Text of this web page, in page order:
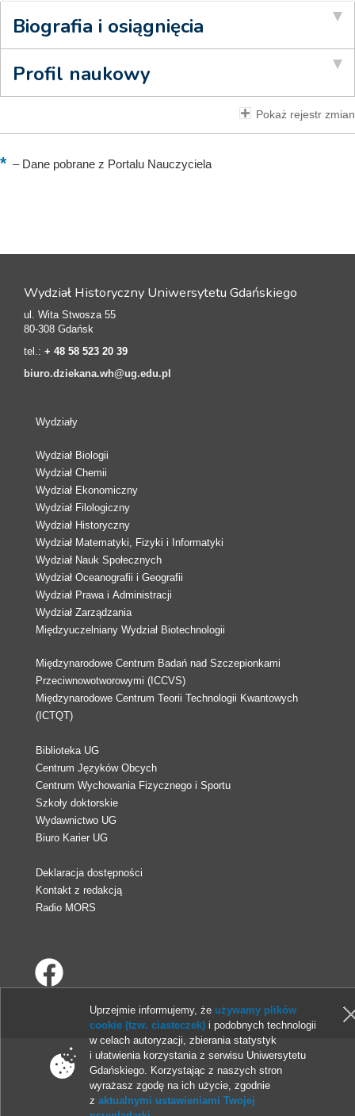
Biografia i osiągnięcia
Profil naukowy
Pokaż rejestr zmian
–Dane pobrane z Portalu Nauczyciela
Wydział Historyczny Uniwersytetu Gdańskiego
ul. Wita Stwosza 55
80-308 Gdańsk
tel.: + 48 58 523 20 39
biuro.dziekana.wh@ug.edu.pl
Wydziały
Wydział Biologii
Wydział Chemii
Wydział Ekonomiczny
Wydział Filologiczny
Wydział Historyczny
Wydział Matematyki, Fizyki i Informatyki
Wydział Nauk Społecznych
Wydział Oceanografii i Geografii
Wydział Prawa i Administracji
Wydział Zarządzania
Międzyuczelniany Wydział Biotechnologii
Międzynarodowe Centrum Badań nad Szczepionkami
Przeciwnowotworowymi (ICCVS)
Międzynarodowe Centrum Teorii Technologii Kwantowych
(ICTQT)
Biblioteka UG
Centrum Języków Obcych
Centrum Wychowania Fizycznego i Sportu
Szkoły doktorskie
Wydawnictwo UG
Biuro Karier UG
Deklaracja dostępności
Kontakt z redakcją
Radio MORS
© 2013-2026 Uniwersytet Gdański
Uprzejmie informujemy, że używamy plików
cookie (tzw. ciasteczek) i podobnych technologii
w celach autoryzacji, zbierania statystyk
i ułatwienia korzystania z serwisu Uniwersytetu
Gdańskiego. Korzystając z naszych stron
wyrażasz zgodę na ich użycie, zgodnie
zaktualnymi ustawieniami Twojej